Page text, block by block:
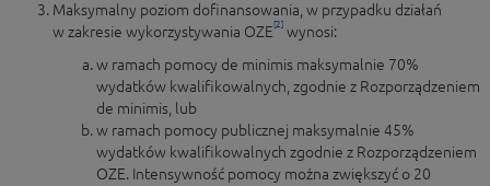
Maksymalny poziom dofinansowania, w przypadku działań
w zakresie wykorzystywania OZE [2] wynosi:
w ramach pomocy de minimis maksymalnie 70%
wydatków kwalifikowalnych, zgodnie z Rozporządzeniem
de minimis, lub
w ramach pomocy publicznej maksymalnie 45%
wydatków kwalifikowalnych zgodnie z Rozporządzeniem
OZE. Intensywność pomocy można zwiększyć o 20